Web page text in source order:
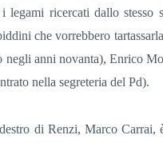
legami ricercati dallo
che vorrebbero
negli anni novanta), Enrico
nella segreteria del Pd).
di Renzi, Marco Carrai,